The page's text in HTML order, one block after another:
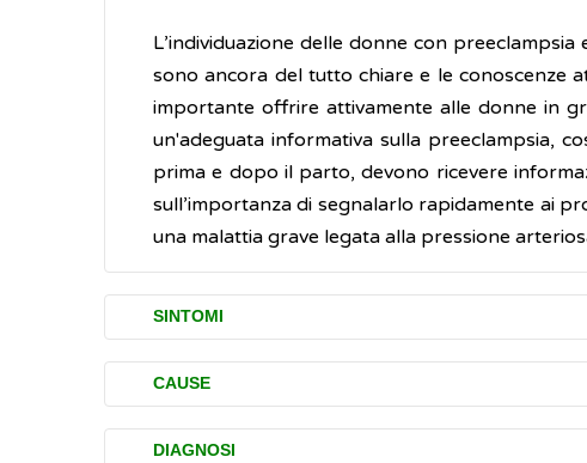
L’individuazione delle donne con
sono ancora del tutto chiare e le conoscenze
importante offrire attivamente alle donne in
un'adeguata informativa sulla preeclampsia,
prima e dopo il parto, devono ricevere
sull’importanza di segnalarlo rapidamente ai
una malattia grave legata alla pressione
SINTOMI
La preeclampsia si manifesta raramente prima
verificare, seppure più raramente, anche nelle
CAUSE
Le cause della preeclampsia non sono ancora
DIAGNOSI